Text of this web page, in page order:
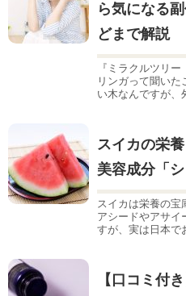
ら気になる
どまで解説
『ミラクルツリ
リンガって聞い
い木なんですが、
スイカの栄
美容成分「
スイカは栄養の宝
アシードやアサイ
すが、実は日本で
【口コミ付